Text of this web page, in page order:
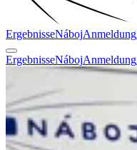
ErgebnisseNábojAnmeldung
ErgebnisseNábojAnmeldung